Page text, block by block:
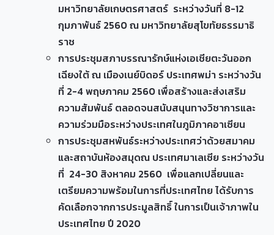
มหาวิทยาลัยเกษตรศาสตร์ ระหว่างวันที่ 8-12
กุมภาพันธ์ 2560 ณ มหาวิทยาลัยสุโขทัยธรรมาธิ
ราช
การประชุมสภาบรรณารักษ์แห่งเอเชียตะวันออก
เฉียงใต้ ณ เมืองเนย์บิดอร์ ประเทศพม่า ระหว่างวัน
ที่ 2-4 พฤษภาคม 2560 เพื่อสร้างและส่งเสริม
ความสัมพันธ์ ตลอดจนสนับสนุนทางวิชาการและ
ความร่วมมือระหว่างประเทศในภูมิภาคอาเซียน
การประชุมสหพันธ์ระหว่างประเทศว่าด้วยสมาคม
และสถาบันห้องสมุดณ ประเทศมาเลเซีย ระหว่างวัน
ที่ 24-30 สิงหาคม 2560 เพื่อแลกเปลี่ยนและ
เตรียมความพร้อมในการที่ประเทศไทย ได้รับการ
คัดเลือกจากการประมูลสิทธิ์ ในการเป็นเจ้าภาพใน
ประเทศไทย ปี 2020